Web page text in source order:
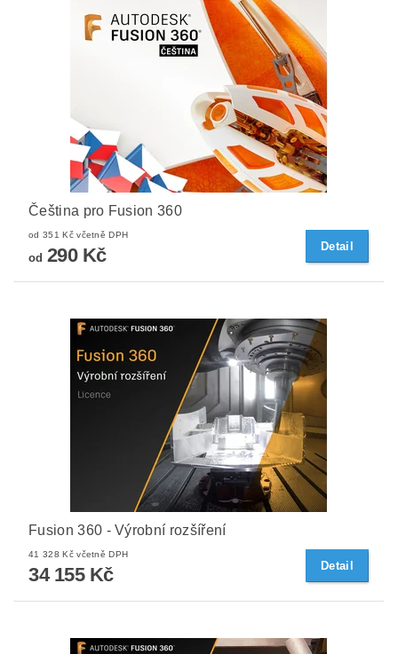
Čeština pro Fusion 360
od 351 Kč včetně DPH
od 290 Kč Detail
Fusion 360 - Výrobní rozšíření
41 328 Kč včetně DPH
34 155 Kč Detail